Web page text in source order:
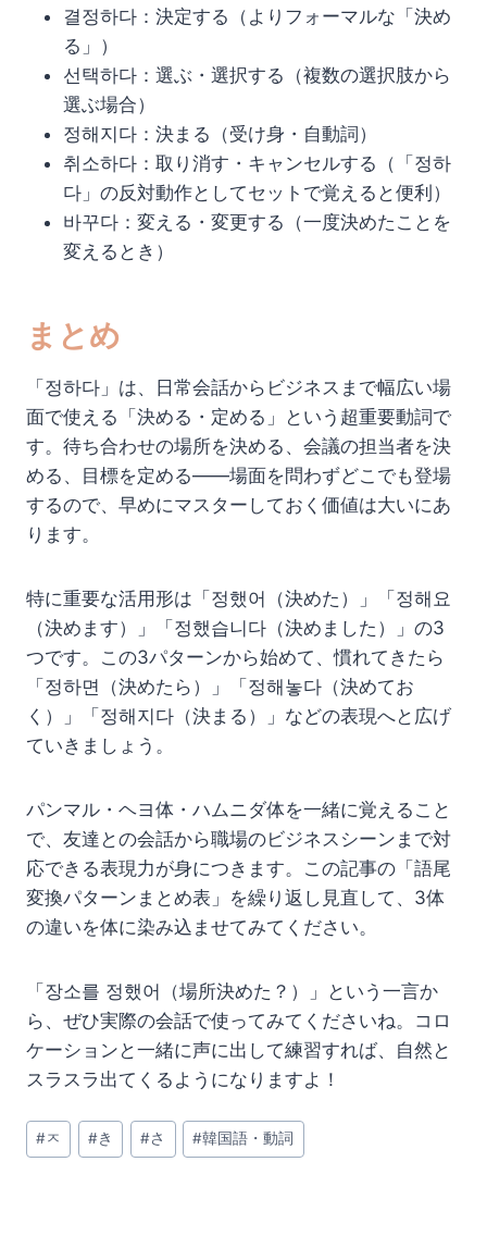
결정하다：決定する（よりフォーマルな「決め
る」）
선택하다：選ぶ・選択する（複数の選択肢から
選ぶ場合）
정해지다：決まる（受け身・自動詞）
취소하다：取り消す・キャンセルする（「정하
다」の反対動作としてセットで覚えると便利）
바꾸다：変える・変更する（一度決めたことを
変えるとき）
まとめ
「정하다」は、日常会話からビジネスまで幅広い場
面で使える「決める・定める」という超重要動詞で
す。待ち合わせの場所を決める、会議の担当者を決
める、目標を定める――場面を問わずどこでも登場
するので、早めにマスターしておく価値は大いにあ
ります。
特に重要な活用形は「정했어（決めた）」「정해요
（決めます）」「정했습니다（決めました）」の3
つです。この3パターンから始めて、慣れてきたら
「정하면（決めたら）」「정해놓다（決めてお
く）」「정해지다（決まる）」などの表現へと広げ
ていきましょう。
パンマル・ヘヨ体・ハムニダ体を一緒に覚えること
で、友達との会話から職場のビジネスシーンまで対
応できる表現力が身につきます。この記事の「語尾
変換パターンまとめ表」を繰り返し見直して、3体
の違いを体に染み込ませてみてください。
「장소를 정했어（場所決めた？）」という一言か
ら、ぜひ実際の会話で使ってみてくださいね。コロ
ケーションと一緒に声に出して練習すれば、自然と
スラスラ出てくるようになりますよ！
投
稿
#ㅈ #き #さ #韓国語・動詞